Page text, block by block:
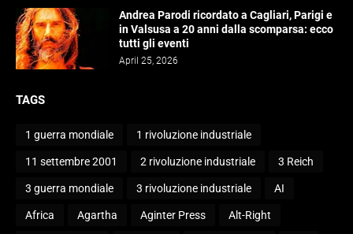
Andrea Parodi ricordato a Cagliari, Parigi e
in Valsusa a 20 anni dalla scomparsa: ecco
tutti gli eventi
April 25, 2026
TAGS
1 guerra mondiale 1 rivoluzione industriale
11 settembre 2001 2 rivoluzione industriale 3 Reich
3 guerra mondiale 3 rivoluzione industriale AI
Africa Agartha Aginter Press Alt-Right